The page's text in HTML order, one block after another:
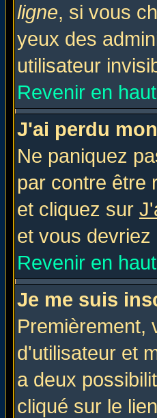
ligne, si vous
yeux des
utilisateur
Revenir en haut
J'ai perdu
Ne paniquez
par contre être
et cliquez sur
et vous
Revenir en haut
Je me suis
Premièrement,
d'utilisateur et
a deux
cliqué sur le lien